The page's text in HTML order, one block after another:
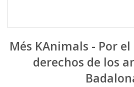
Més KAnimals - Por
derechos de los